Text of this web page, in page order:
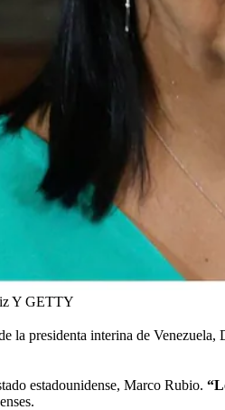
Y GETTY
la presidenta interina de
estadounidense, Marco Rubio.